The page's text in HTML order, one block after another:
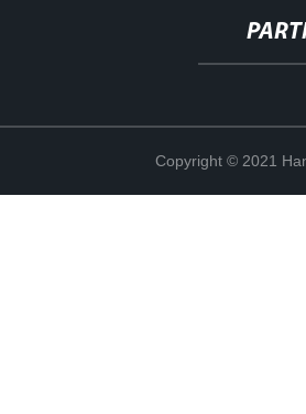
Copyright © 2021